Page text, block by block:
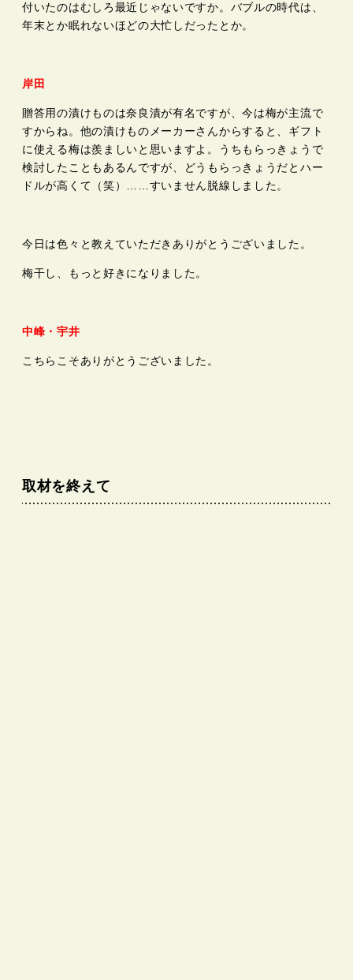
付いたのはむしろ最近じゃないですか。バブルの時代は、
年末とか眠れないほどの大忙しだったとか。
岸田
贈答用の漬けものは奈良漬が有名ですが、今は梅が主流で
すからね。他の漬けものメーカーさんからすると、ギフト
に使える梅は羨ましいと思いますよ。うちもらっきょうで
検討したこともあるんですが、どうもらっきょうだとハー
ドルが高くて（笑）……すいません脱線しました。
今日は色々と教えていただきありがとうございました。
梅干し、もっと好きになりました。
中峰・宇井
こちらこそありがとうございました。
取材を終えて